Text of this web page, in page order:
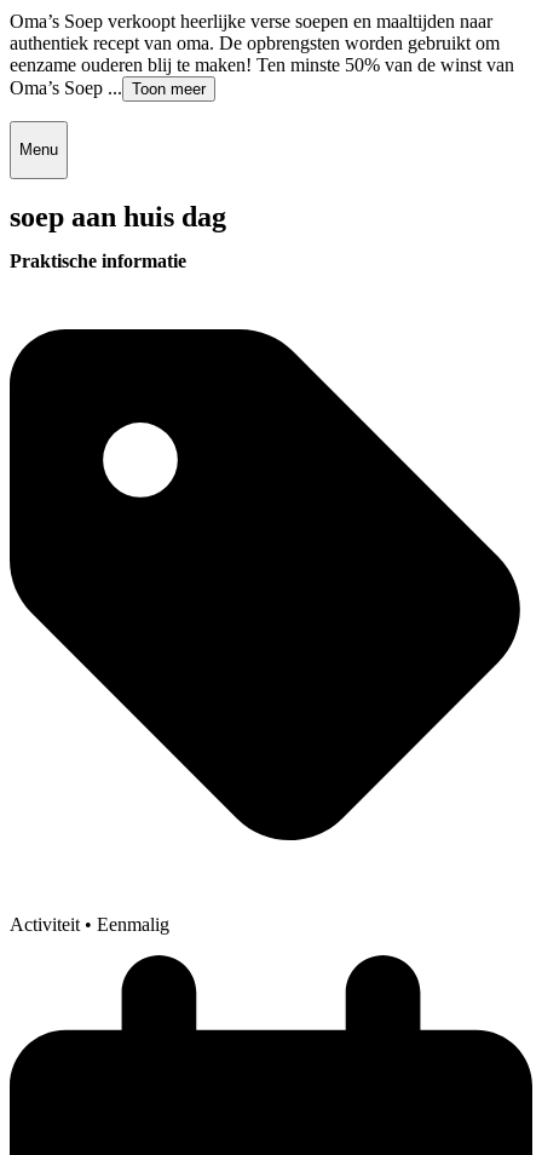
Oma’s Soep verkoopt heerlijke verse soepen en maaltijden naar
authentiek recept van oma. De opbrengsten worden gebruikt om
eenzame ouderen blij te maken! Ten minste 50% van de winst van
Oma’s Soep ... Toon meer
Menu
soep aan huis dag
Praktische informatie
Activiteit • Eenmalig